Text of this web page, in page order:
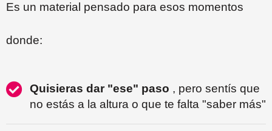
Es un material pensado para esos momentos
donde:
Quisieras dar "ese" paso , pero sentís que
no estás a la altura o que te falta "saber más"